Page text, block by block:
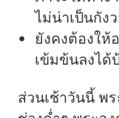
ไม่น่าเป็นกัง
ยังคงต้องใ
เข้มข้นลงได้
ส่วนเช้าวันนี้ พ